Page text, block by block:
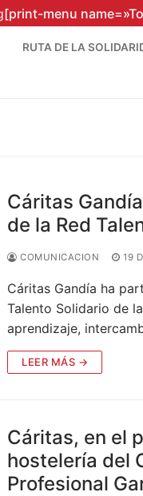
[print-menu
RUTA DE LA
Cáritas
de la Red
COMUNICACION 19
Cáritas Gandía ha
Talento Solidario de
aprendizaje,
LEER MÁS →
Cáritas, en el
hostelería del
Profesional